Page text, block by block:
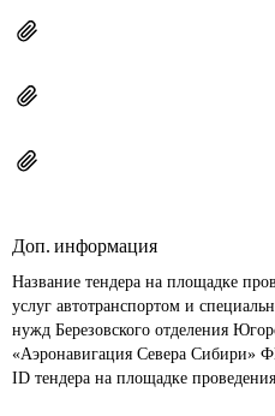
Доп. информация
Название тендера на площадке
услуг автотранспортом и
нужд Березовского отделения
«Аэронавигация Севера Сибири»
ID тендера на площадке